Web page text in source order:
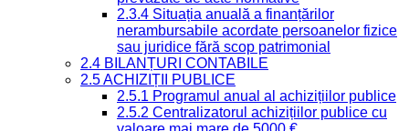
2.3.4 Situația anuală a finanțărilor
nerambursabile acordate persoanelor fizice
sau juridice fără scop patrimonial
2.4 BILANȚURI CONTABILE
2.5 ACHIZIȚII PUBLICE
2.5.1 Programul anual al achizițiilor publice
2.5.2 Centralizatorul achizițiilor publice cu